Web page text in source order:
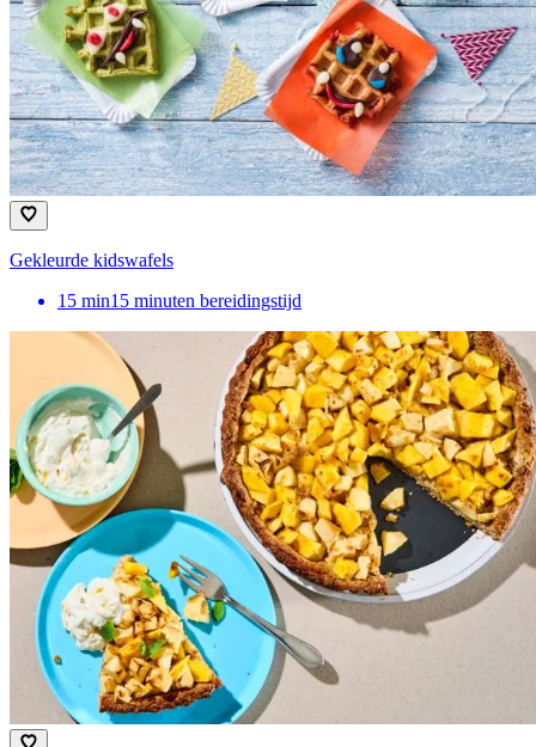
Gekleurde kidswafels
15 min15 minuten bereidingstijd